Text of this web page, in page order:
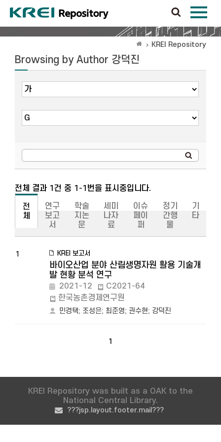
KREI Repository
Browsing by Author 강덕진
전체 결과 1건 중 1-1번을 표시중입니다.
전
체
연구
보고
서
학술
지논
문
세미
나자
료
이슈
페이
퍼
정기
간행
물
기
타
1 KREI 보고서
바이오산업 분야 산림생명자원 활용 기술개
발 현황 분석 연구
2021-12
C2021-64
한국농촌경제연구원
민경택; 조성은; 최준영; 권수현; 강덕진
1
KREI Repository was built as a OAK to the
National Central Library.
???jsp.layout.footer.mail???